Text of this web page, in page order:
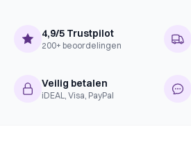
4,9/5 Trustpilot
200+ beoordelingen
Veilig betalen
iDEAL, Visa, PayPal